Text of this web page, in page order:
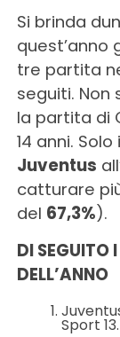
Si brinda
quest’anno
tre partita
seguiti. Non
la partita di
14 anni.
Juventus
catturare
del 67,3%).
DI SEGUITO
DELL’ANNO
Sport